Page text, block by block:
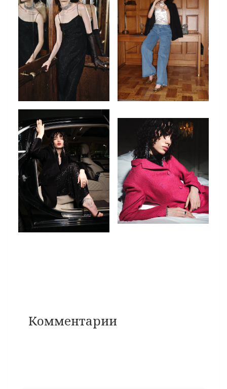
Комментарии